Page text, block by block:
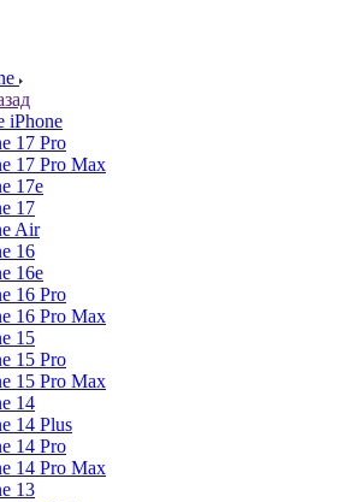
iPhone
17 Pro
17 Pro Max
17e
17
Air
16
16e
16 Pro
16 Pro Max
15
15 Pro
15 Pro Max
14
14 Plus
14 Pro
14 Pro Max
13